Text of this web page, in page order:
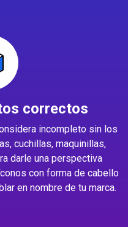
correctos
incompleto sin los
cuchillas, maquinillas,
darle una perspectiva
con forma de cabello
en nombre de tu marca.